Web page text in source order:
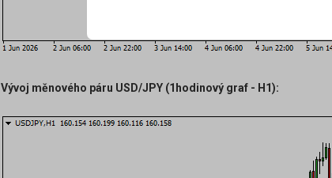
Vývoj měnového páru USD/JPY (1hodinový graf - H1):